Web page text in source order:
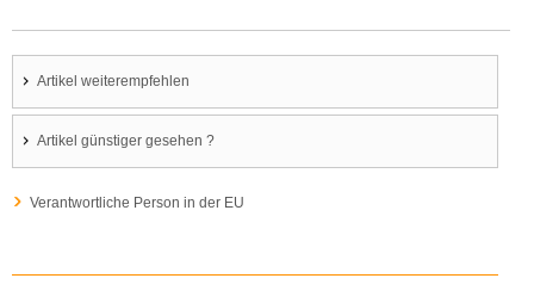
Artikel weiterempfehlen
Artikel günstiger gesehen ?
Verantwortliche Person in der EU